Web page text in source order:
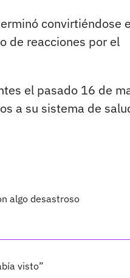
convirtiéndose
de reacciones por el
el pasado 16 de
a su sistema de
algo desastroso
visto”